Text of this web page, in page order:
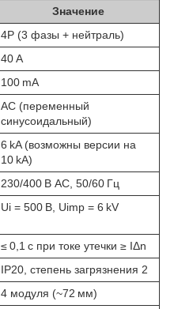
Значение
4P (3 фазы + нейтраль)
40 A
100 mA
AC (переменный
синусоидальный)
6 kA (возможны версии на
10 kA)
230/400 В AC, 50/60 Гц
Ui = 500 В, Uimp = 6 kV
≤ 0,1 с при токе утечки ≥ IΔn
IP20, степень загрязнения 2
4 модуля (~72 мм)